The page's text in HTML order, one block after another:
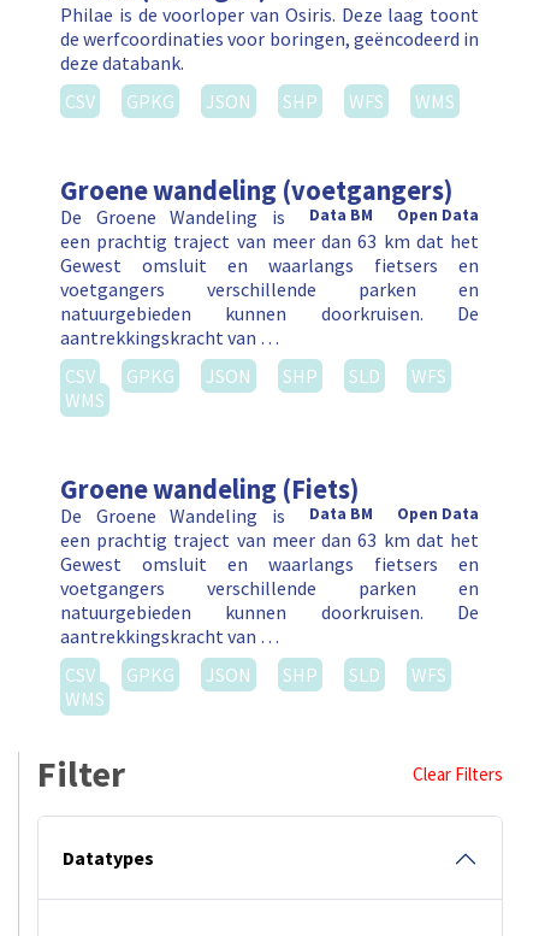
Philae is de voorloper van Osiris. Deze laag toont
de werfcoordinaties voor boringen, geëncodeerd in
deze databank.
CSV
GPKG JSON SHP WFS WMS
Groene wandeling (voetgangers)
Open Data
Data BM
De Groene Wandeling is
een prachtig traject van meer dan 63 km dat het
Gewest omsluit en waarlangs fietsers en
voetgangers verschillende parken en
natuurgebieden kunnen doorkruisen. De
aantrekkingskracht van …
CSV
GPKG JSON SHP SLD
WFS
WMS
Groene wandeling (Fiets)
Open Data
Data BM
De Groene Wandeling is
een prachtig traject van meer dan 63 km dat het
Gewest omsluit en waarlangs fietsers en
voetgangers verschillende parken en
natuurgebieden kunnen doorkruisen. De
aantrekkingskracht van …
CSV
GPKG JSON SHP SLD
WFS
WMS
Filter Clear Filters
Datatypes